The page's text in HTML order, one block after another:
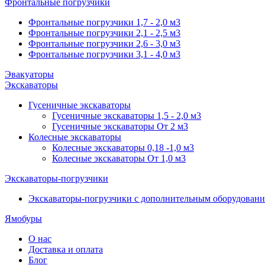
Фронтальные погрузчики
Фронтальные погрузчики 1,7 - 2,0 м3
Фронтальные погрузчики 2,1 - 2,5 м3
Фронтальные погрузчики 2,6 - 3,0 м3
Фронтальные погрузчики 3,1 - 4,0 м3
Эвакуаторы
Экскаваторы
Гусеничные экскаваторы
Гусеничные экскаваторы 1,5 - 2,0 м3
Гусеничные экскаваторы От 2 м3
Колесные экскаваторы
Колесные экскаваторы 0,18 -1,0 м3
Колесные экскаваторы От 1,0 м3
Экскаваторы-погрузчики
Экскаваторы-погрузчики с дополнительным
Ямобуры
О нас
Доставка и оплата
Блог